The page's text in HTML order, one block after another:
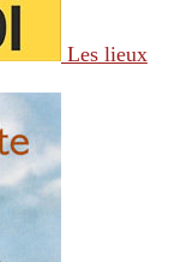
Les lieux